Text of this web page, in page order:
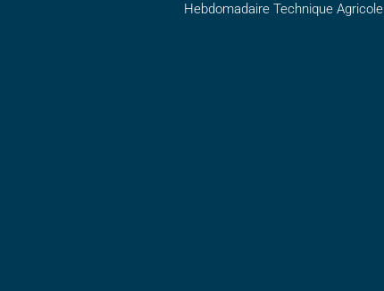
Hebdomadaire Technique Agricole